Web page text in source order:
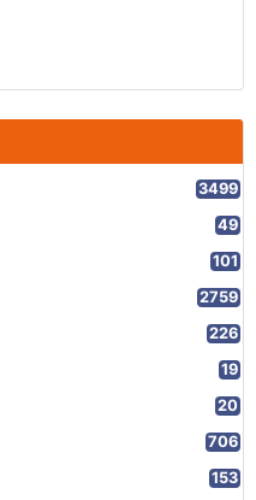
3499
49
101
2759
226
19
20
706
153